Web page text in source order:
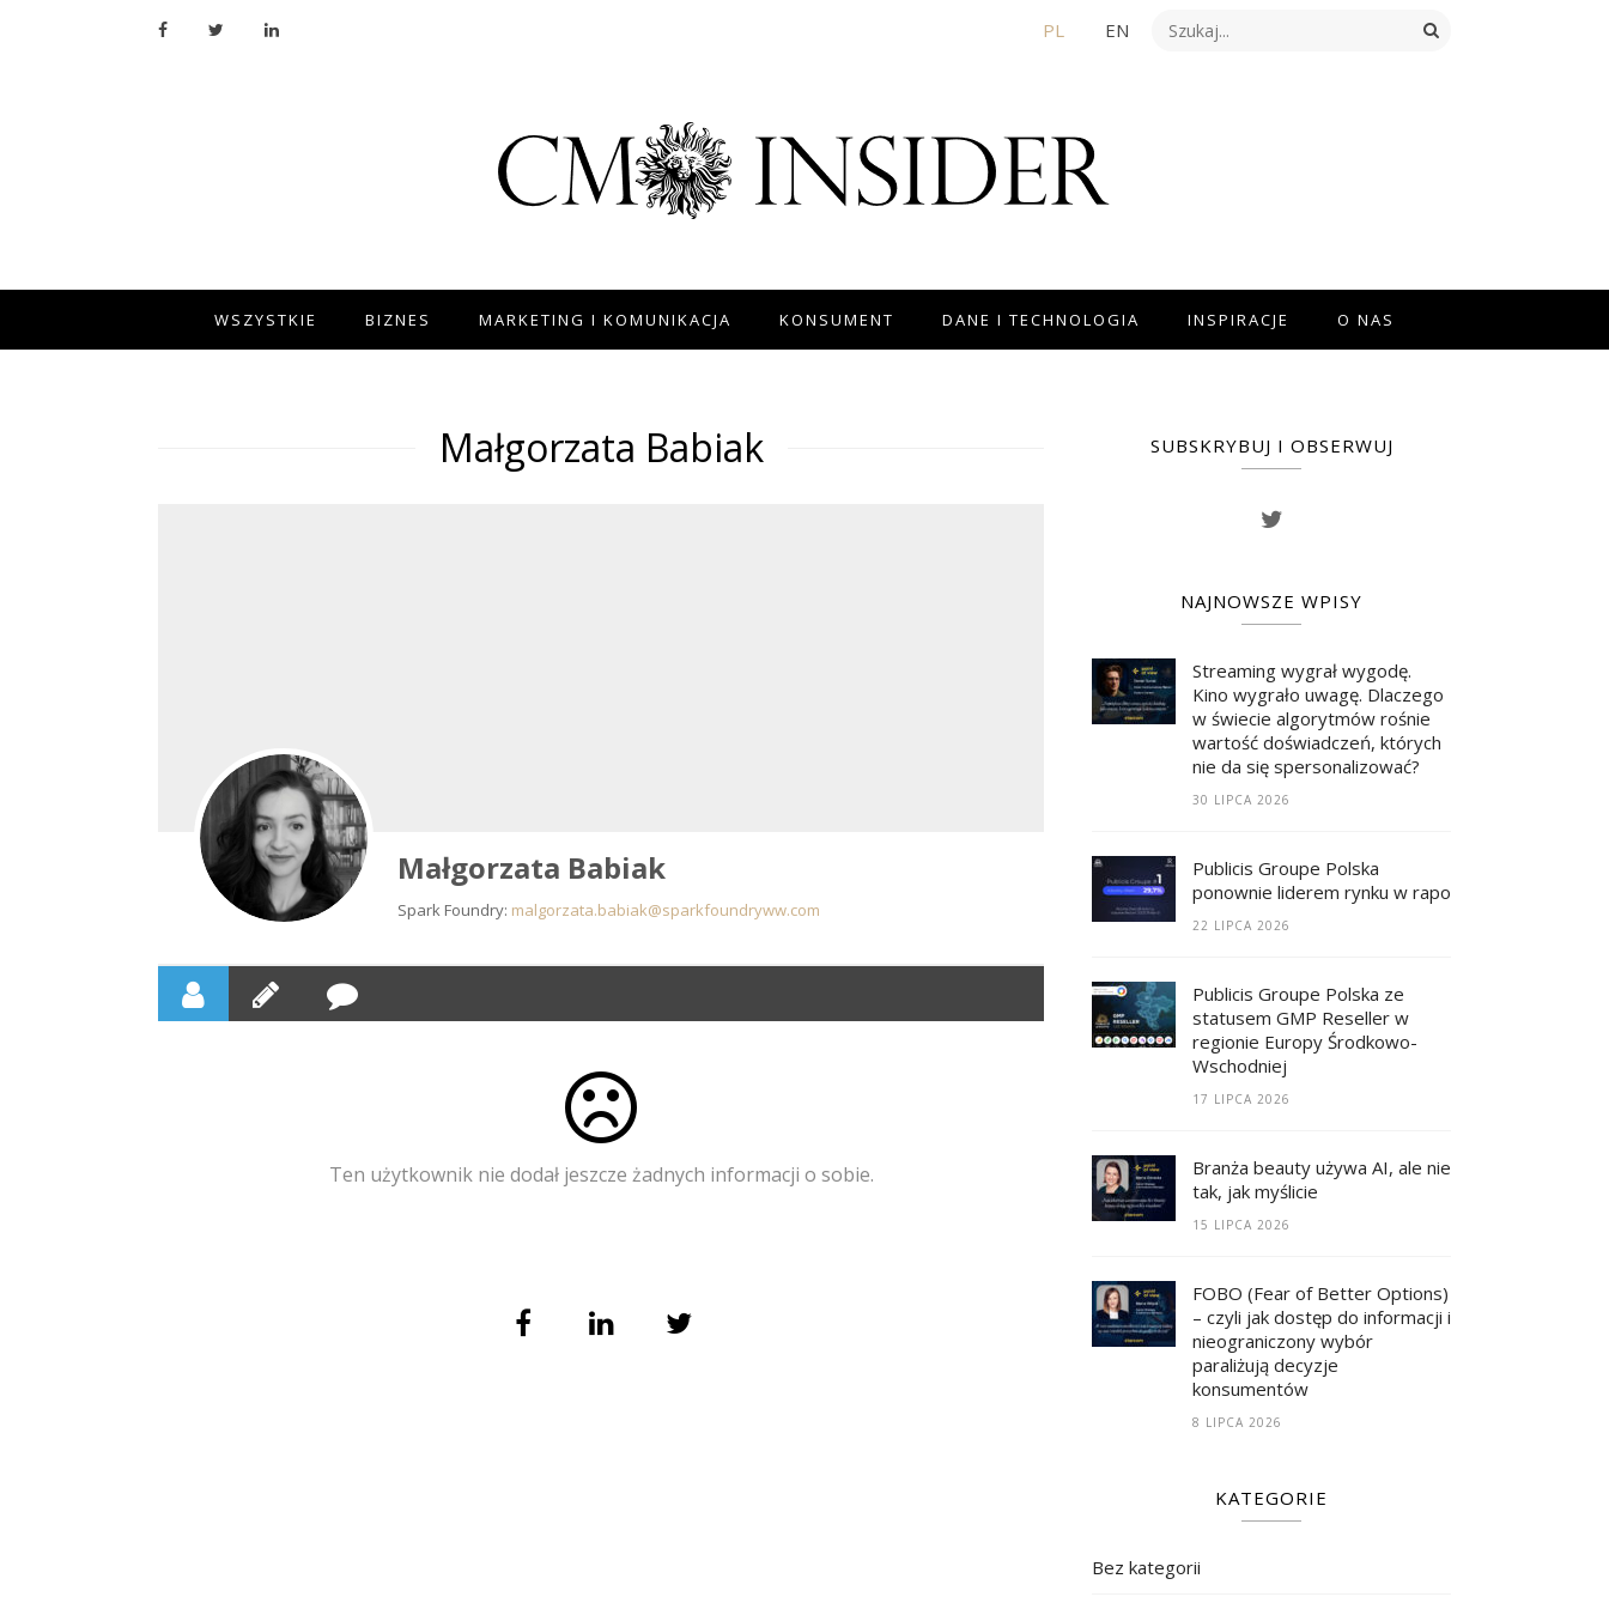
PL EN
WSZYSTKIE BIZNES MARKETING I KOMUNIKACJA KONSUMENT DANE I TECHNOLOGIA INSPIRACJE O NAS
Małgorzata Babiak
Małgorzata Babiak
Spark Foundry: malgorzata.babiak@sparkfoundryww.com
Ten użytkownik nie dodał jeszcze żadnych informacji o sobie.
SUBSKRYBUJ I OBSERWUJ
NAJNOWSZE WPISY
Streaming wygrał wygodę.
Kino wygrało uwagę. Dlaczego
w świecie algorytmów rośnie
wartość doświadczeń, których
nie da się spersonalizować?
30 LIPCA 2026
Publicis Groupe Polska
ponownie liderem rynku w raporcie RECMA
22 LIPCA 2026
Publicis Groupe Polska ze
statusem GMP Reseller w
regionie Europy Środkowo-
Wschodniej
17 LIPCA 2026
Branża beauty używa AI, ale nie
tak, jak myślicie
15 LIPCA 2026
FOBO (Fear of Better Options)
– czyli jak dostęp do informacji i
nieograniczony wybór
paraliżują decyzje
konsumentów
8 LIPCA 2026
KATEGORIE
Bez kategorii